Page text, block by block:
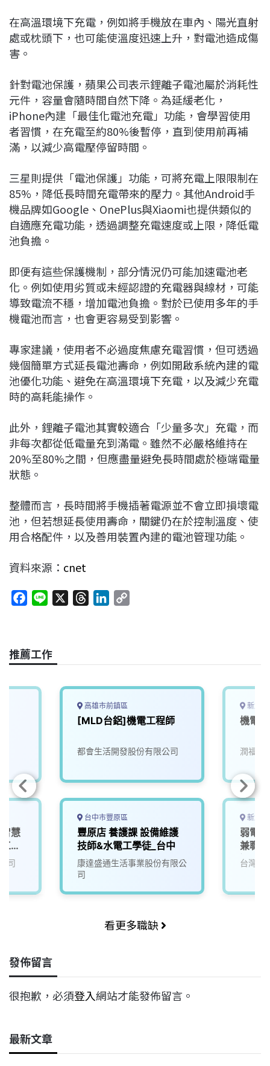
在高溫環境下充電，例如將手機放在車內、陽光直射
處或枕頭下，也可能使溫度迅速上升，對電池造成傷
害。
針對電池保護，蘋果公司表示鋰離子電池屬於消耗性
元件，容量會隨時間自然下降。為延緩老化，
iPhone內建「最佳化電池充電」功能，會學習使用
者習慣，在充電至約80%後暫停，直到使用前再補
滿，以減少高電壓停留時間。
三星則提供「電池保護」功能，可將充電上限限制在
85%，降低長時間充電帶來的壓力。其他Android手
機品牌如Google、OnePlus與Xiaomi也提供類似的
自適應充電功能，透過調整充電速度或上限，降低電
池負擔。
即便有這些保護機制，部分情況仍可能加速電池老
化。例如使用劣質或未經認證的充電器與線材，可能
導致電流不穩，增加電池負擔。對於已使用多年的手
機電池而言，也會更容易受到影響。
專家建議，使用者不必過度焦慮充電習慣，但可透過
幾個簡單方式延長電池壽命，例如開啟系統內建的電
池優化功能、避免在高溫環境下充電，以及減少充電
時的高耗能操作。
此外，鋰離子電池其實較適合「少量多次」充電，而
非每次都從低電量充到滿電。雖然不必嚴格維持在
20%至80%之間，但應盡量避免長時間處於極端電量
狀態。
整體而言，長時間將手機插著電源並不會立即損壞電
池，但若想延長使用壽命，關鍵仍在於控制溫度、使
用合格配件，以及善用裝置內建的電池管理功能。
資料來源： cnet
e
b
o
a
s
e
I
n
L
n
推薦工作
慧
程
員
司
高雄市前鎮區
[MLD台鋁]機電工程師
都會生活開發股份有限公司
台中市豐原區
豐原店 養護課 設備維護
技師&水電工學徒_台中
康達盛通生活事業股份有限公
司
新北
機電
潤福生
新北
弱電
兼職)
過6小
台灣寶
看更多職缺
發佈留言
很抱歉，必須登入網站才能發佈留言。
最新文章